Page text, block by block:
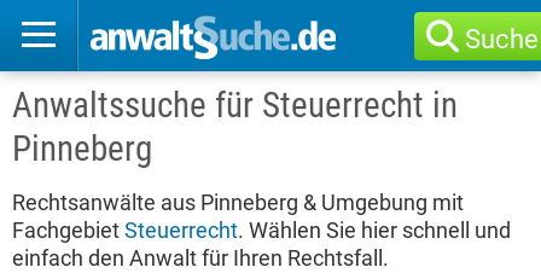
Suche
Anwaltssuche für Steuerrecht in
Pinneberg
Rechtsanwälte aus Pinneberg & Umgebung mit
FachgebietSteuerrecht. Wählen Sie hier schnell und
einfach den Anwalt für Ihren Rechtsfall.